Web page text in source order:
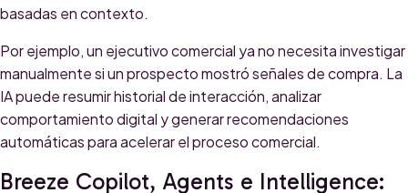
basadas en contexto.
Por ejemplo, un ejecutivo comercial ya no necesita investigar
manualmente si un prospecto mostró señales de compra. La
IA puede resumir historial de interacción, analizar
comportamiento digital y generar recomendaciones
automáticas para acelerar el proceso comercial.
Breeze Copilot, Agents e Intelligence: